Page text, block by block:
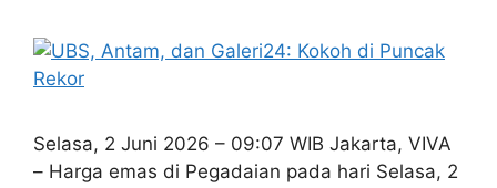
Selasa, 2 Juni 2026 – 09:07 WIB Jakarta, VIVA
– Harga emas di Pegadaian pada hari Selasa, 2